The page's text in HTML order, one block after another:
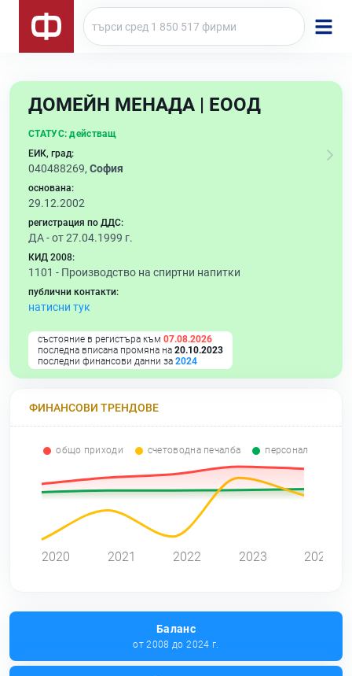
ДОМЕЙН МЕНАДА | ЕООД
СТАТУС: действащ
ЕИК, град:
040488269, София
основана:
29.12.2002
регистрация по ДДС:
ДА - от 27.04.1999 г.
КИД 2008:
1101 - Производство на спиртни напитки
публични контакти:
натисни тук
състояние в регистъра към 07.08.2026
последна вписана промяна на 20.10.2023
последни финансови данни за 2024
ФИНАНСОВИ ТРЕНДОВЕ
общо приходи счетоводна печалба персонал
2020 2021 2022 2023 2024
Баланс
от 2008 до 2024 г.